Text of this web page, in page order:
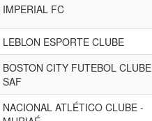
IMPERIAL FC
LEBLON ESPORTE CLUBE
BOSTON CITY FUTEBOL CLUBE
SAF
NACIONAL ATLÉTICO CLUBE -